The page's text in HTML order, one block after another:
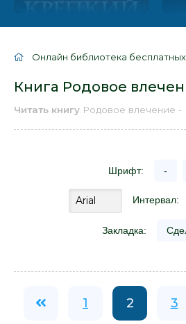
Онлайн библиотека бесплатных
Книга Родовое
Читать книгу Родовое влечение -
Шрифт: -
Интервал:
Закладка:
1 2 3